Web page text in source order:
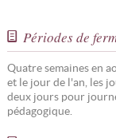
Périodes de
Quatre semaines en
et le jour de l'an, les
deux jours pour
pédagogique.